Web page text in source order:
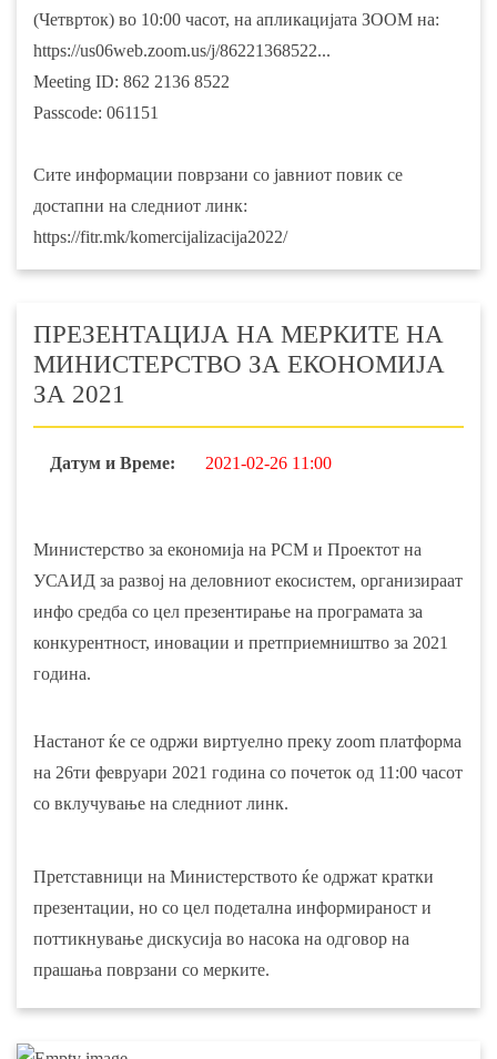
(Четврток) во 10:00 часот, на апликацијата ЗООМ на:
https://us06web.zoom.us/j/86221368522...
Meeting ID: 862 2136 8522
Passcode: 061151
Сите информации поврзани со јавниот повик се
достапни на следниот линк:
https://fitr.mk/komercijalizacija2022/
ПРЕЗЕНТАЦИЈА НА МЕРКИТЕ НА
МИНИСТЕРСТВО ЗА ЕКОНОМИЈА
ЗА 2021
Датум и Време: 2021-02-26 11:00
Министерство за економија на РСМ и Проектот на
УСАИД за развој на деловниот екосистем, организираат
инфо средба со цел презентирање на програмата за
конкурентност, иновации и претприемништво за 2021
година.
Настанот ќе се одржи виртуелно преку zoom платформа
на 26ти февруари 2021 година со почеток од 11:00 часот
со вклучување на следниот линк.
Претставници на Министерството ќе одржат кратки
презентации, но со цел подетална информираност и
поттикнување дискусија во насока на одговор на
прашања поврзани со мерките.